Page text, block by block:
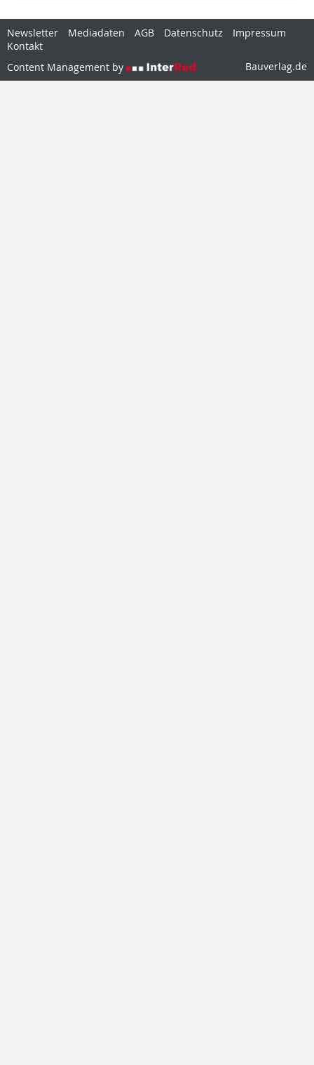
Newsletter Mediadaten AGB Datenschutz
Impressum
Kontakt
Content Management by
Bauverlag.de